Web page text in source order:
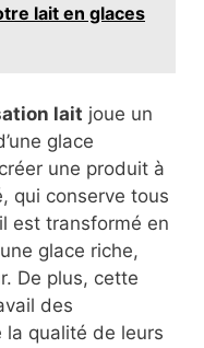
lait en glaces
lait joue un
glace
une produit à
qui conserve tous
est transformé en
glace riche,
De plus, cette
des
qualité de leurs